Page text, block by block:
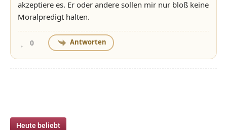
akzeptiere es. Er oder andere sollen mir nur bloß keine
Moralpredigt halten.
0 Antworten
Heute beliebt